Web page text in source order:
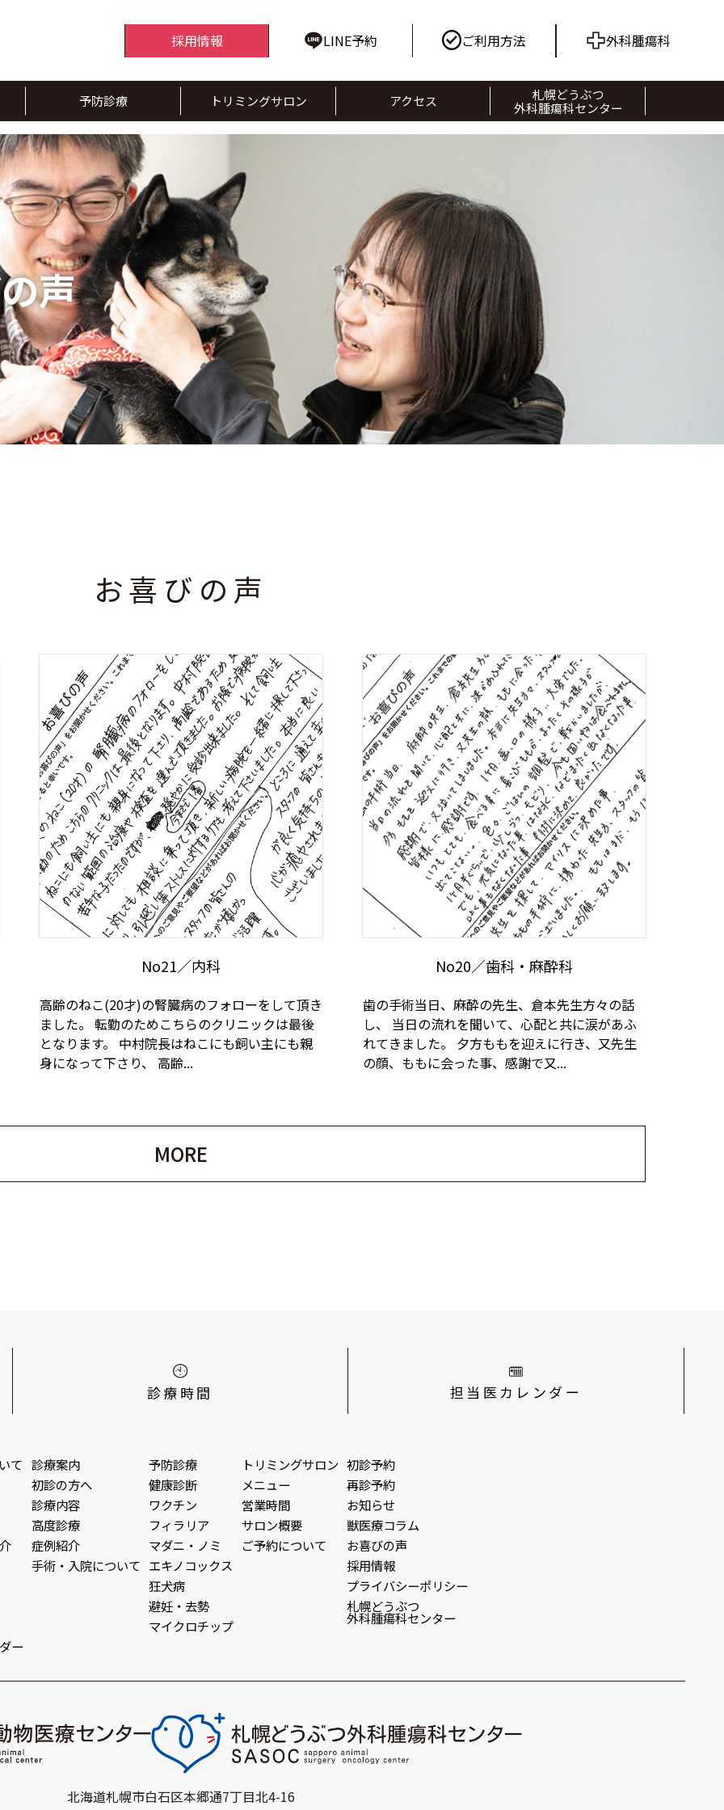
採用情報 LINE予約 ご利用方法 外科腫瘍科
予防診療 トリミングサロン アクセス
札幌どうぶつ
外科腫瘍科センター
声
お喜びの声
No21／内科
高齢のねこ(20才)の腎臓病のフォローをして頂き
ました。 転勤のためこちらのクリニックは最後
となります。 中村院長はねこにも飼い主にも親
身になって下さり、 高齢...
No20／歯科・麻酔科
歯の手術当日、麻酔の先生、倉本先生方々の話
し、 当日の流れを聞いて、心配と共に涙があふ
れてきました。 夕方ももを迎えに行き、又先生
の顔、ももに会った事、感謝で又...
MORE
診療時間 担当医カレンダー
て
ー
診療案内
初診の方へ
診療内容
高度診療
症例紹介
手術・入院について
予防診療
健康診断
ワクチン
フィラリア
マダニ・ノミ
エキノコックス
狂犬病
避妊・去勢
マイクロチップ
トリミングサロン
メニュー
営業時間
サロン概要
ご予約について
初診予約
再診予約
お知らせ
獣医療コラム
お喜びの声
採用情報
プライバシーポリシー
札幌どうぶつ
外科腫瘍科センター
北海道札幌市白石区本郷通7丁目北4-16